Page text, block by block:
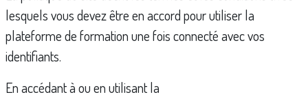
lesquels vous devez être en accord pour utiliser la
plateforme de formation une fois connecté avec vos
identifiants.
En accédant à ou en utilisant la